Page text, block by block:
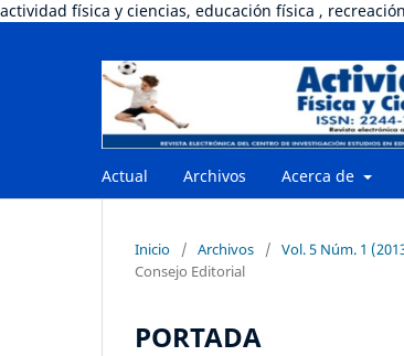
actividad física y ciencias, educación física ,
Actual Archivos Acerca de
Inicio / Archivos / Vol. 5 Núm. 1
Consejo Editorial
PORTADA